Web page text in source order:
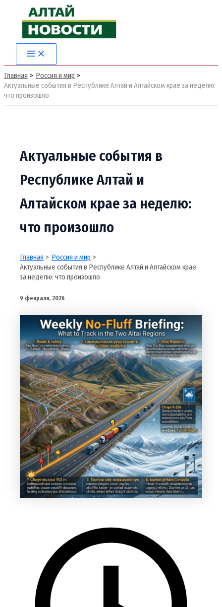
содержимому
Main
Menu
Главная
Россия и мир
Актуальные события в Республике Алтай и Алтайском крае за неделю:
что произошло
Актуальные события в
Республике Алтай и
Алтайском крае за неделю:
что произошло
Главная
Россия и мир
Актуальные события в Республике Алтай и Алтайском крае
за неделю: что произошло
9 февраля, 2026